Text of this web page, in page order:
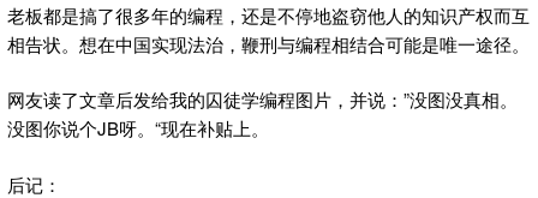
老板都是搞了很多年的编程，还是不停地盗窃他人的知识产权而互
相告状。想在中国实现法治，鞭刑与编程相结合可能是唯一途径。
网友读了文章后发给我的囚徒学编程图片，并说：”没图没真相。
没图你说个JB呀。“现在补贴上。
后记：